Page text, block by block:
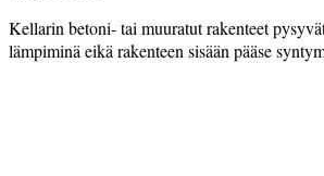
Kellarin betoni- tai muuratut ­rakenteet
lämpiminä eikä rakenteen ­sisään pääse